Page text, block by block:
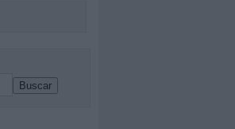
Buscar